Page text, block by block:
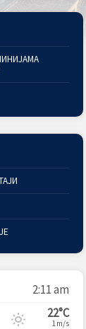
2:11 am
22°C
1m/s